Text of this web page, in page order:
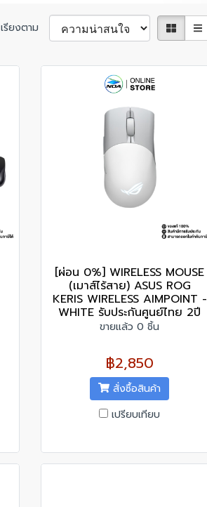
เรียงตาม
[ผ่อน 0%] WIRELESS MOUSE
(เมาส์ไร้สาย) ASUS ROG
KERIS WIRELESS AIMPOINT -
WHITE รับประกันศูนย์ไทย 2ปี
ขายแล้ว 0 ชิ้น
฿2,850
สั่งซื้อสินค้า
เปรียบเทียบ